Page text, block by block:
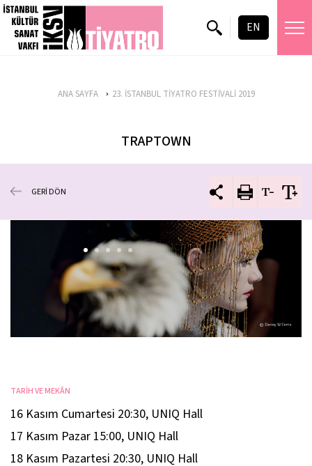
EN
ANA SAYFA 23. İSTANBUL TİYATRO FESTİVALİ 2019
TRAPTOWN
GERİ DÖN
TARİH VE MEKÂN
16 Kasım Cumartesi 20:30, UNIQ Hall
17 Kasım Pazar 15:00, UNIQ Hall
18 Kasım Pazartesi 20:30, UNIQ Hall